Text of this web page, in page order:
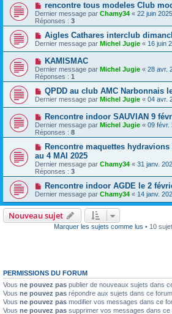
rencontre tous modeles Club
Dernier message par Chamy34 « 22 juin
Réponses : 3
Aigles Cathares interclub
Dernier message par Michel Jugie « 16 juin
KAMISMAC
Dernier message par Michel Jugie « 28 avr.
Réponses : 1
QPDD au club AMC Narbonnais
Dernier message par Michel Jugie « 04 avr.
Rencontre indoor SAUVIAN 9
Dernier message par Michel Jugie « 09 févr.
Réponses : 8
Rencontre maquettes
au 4 MAI 2025
Dernier message par Chamy34 « 31 janv.
Réponses : 3
Rencontre indoor AGDE le 2
Dernier message par Chamy34 « 14 janv.
Nouveau sujet
Marquer les sujets comme lus • 10
PERMISSIONS DU FORUM
Vous ne pouvez pas publier de nouveaux sujets dans
Vous ne pouvez pas répondre aux sujets dans ce forum
Vous ne pouvez pas modifier vos messages dans ce
Vous ne pouvez pas supprimer vos messages dans ce